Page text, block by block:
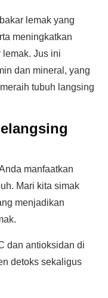
lemak yang
meningkatkan
lemak. Jus ini
dan mineral, yang
tubuh langsing
manfaatkan
Mari kita simak
menjadikan
dan antioksidan di
detoks sekaligus